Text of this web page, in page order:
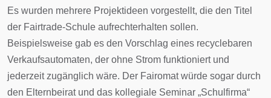
Es wurden mehrere Projektideen vorgestellt, die den Titel
der Fairtrade-Schule aufrechterhalten sollen.
Beispielsweise gab es den Vorschlag eines recyclebaren
Verkaufsautomaten, der ohne Strom funktioniert und
jederzeit zugänglich wäre. Der Fairomat würde sogar durch
den Elternbeirat und das kollegiale Seminar „Schulfirma“